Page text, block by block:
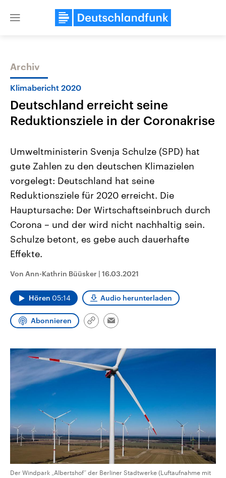
Close
Themen
Landtagswahl Sachsen-Anhalt
2026
Alle Informationen
Sachsen-Anhalt wählt am 6.
September 2026 einen neuen
Landtag. Seit 2021 wird das
Bundesland von einer Koalition aus
Umfragen, Prognosen,
Wahlprogramme, aktuelle Berichte
und Hintergründe zu den Parteien
Wahl.
USA
Aktuelle Beiträge,
Hintergründe
Wirtschaftlich und
gehören die Vereinigten
den mächtigsten Ländern
mit großem Einfluss auf
aktuelle Weltgeschehen.
Sendungen
Archiv
Klimabericht 2020
Deutschland erreicht seine
Reduktionsziele in der Coronakrise
Umweltministerin Svenja Schulze (SPD) hat
gute Zahlen zu den deutschen Klimazielen
vorgelegt: Deutschland hat seine
Reduktionsziele für 2020 erreicht. Die
Hauptursache: Der Wirtschaftseinbruch durch
Corona – und der wird nicht nachhaltig sein.
Schulze betont, es gebe auch dauerhafte
Effekte.
Von Ann-Kathrin Büüsker | 16.03.2021
Hören 05:14 Audio herunterladen
Abonnieren
Link
Email
Der Windpark „Albertshof“ der Berliner Stadtwerke (Luftaufnahme mit